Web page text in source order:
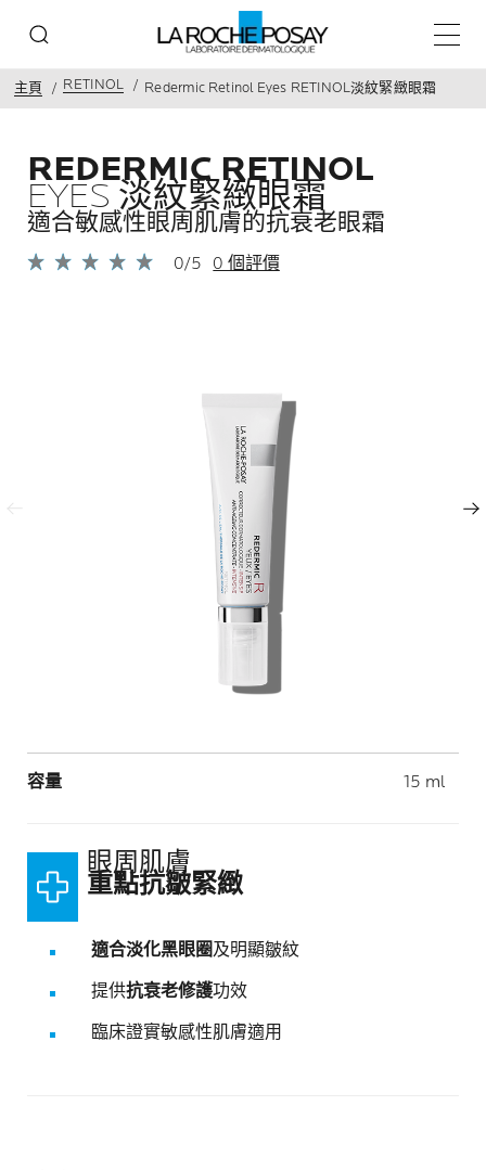
主目錄
主頁 RETINOL Redermic Retinol Eyes RETINOL淡紋緊緻眼霜
REDERMIC RETINOL
EYES 淡紋緊緻眼霜
適合敏感性眼周肌膚的抗衰老眼霜
0/5 0 個評價
下一頁
容量 Volume
15 ml
眼周肌膚
重點抗皺緊緻
適合淡化黑眼圈及明顯皺紋​
提供抗衰老修護功效
臨床證實敏感性肌膚適用​